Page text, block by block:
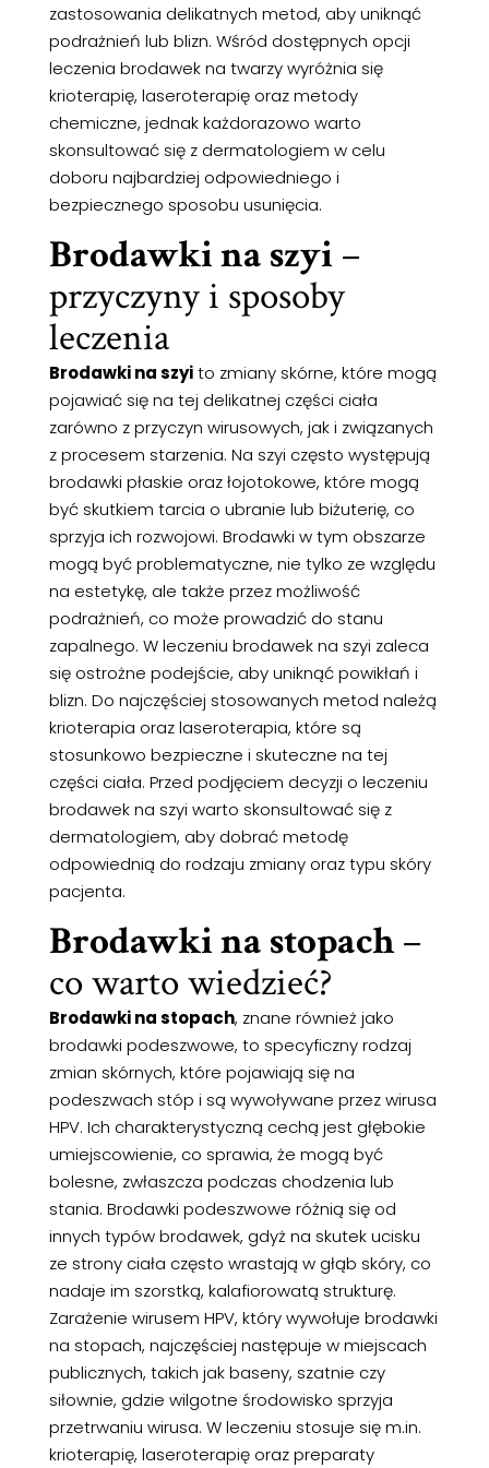
zastosowania delikatnych metod, aby uniknąć
podrażnień lub blizn. Wśród dostępnych opcji
leczenia brodawek na twarzy wyróżnia się
krioterapię, laseroterapię oraz metody
chemiczne, jednak każdorazowo warto
skonsultować się z dermatologiem w celu
doboru najbardziej odpowiedniego i
bezpiecznego sposobu usunięcia.
Brodawki na szyi –
przyczyny i sposoby
leczenia
Brodawki na szyito zmiany skórne, które mogą
pojawiać się na tej delikatnej części ciała
zarówno z przyczyn wirusowych, jak i związanych
z procesem starzenia. Na szyi często występują
brodawki płaskie oraz łojotokowe, które mogą
być skutkiem tarcia o ubranie lub biżuterię, co
sprzyja ich rozwojowi. Brodawki w tym obszarze
mogą być problematyczne, nie tylko ze względu
na estetykę, ale także przez możliwość
podrażnień, co może prowadzić do stanu
zapalnego. W leczeniu brodawek na szyi zaleca
się ostrożne podejście, aby uniknąć powikłań i
blizn. Do najczęściej stosowanych metod należą
krioterapia oraz laseroterapia, które są
stosunkowo bezpieczne i skuteczne na tej
części ciała. Przed podjęciem decyzji o leczeniu
brodawek na szyi warto skonsultować się z
dermatologiem, aby dobrać metodę
odpowiednią do rodzaju zmiany oraz typu skóry
pacjenta.
Brodawki na stopach–
co warto wiedzieć?
Brodawki na stopach, znane również jako
brodawki podeszwowe, to specyficzny rodzaj
zmian skórnych, które pojawiają się na
podeszwach stóp i są wywoływane przez wirusa
HPV. Ich charakterystyczną cechą jest głębokie
umiejscowienie, co sprawia, że mogą być
bolesne, zwłaszcza podczas chodzenia lub
stania. Brodawki podeszwowe różnią się od
innych typów brodawek, gdyż na skutek ucisku
ze strony ciała często wrastają w głąb skóry, co
nadaje im szorstką, kalafiorowatą strukturę.
Zarażenie wirusem HPV, który wywołuje brodawki
na stopach, najczęściej następuje w miejscach
publicznych, takich jak baseny, szatnie czy
siłownie, gdzie wilgotne środowisko sprzyja
przetrwaniu wirusa. W leczeniu stosuje się m.in.
krioterapię, laseroterapię oraz preparaty